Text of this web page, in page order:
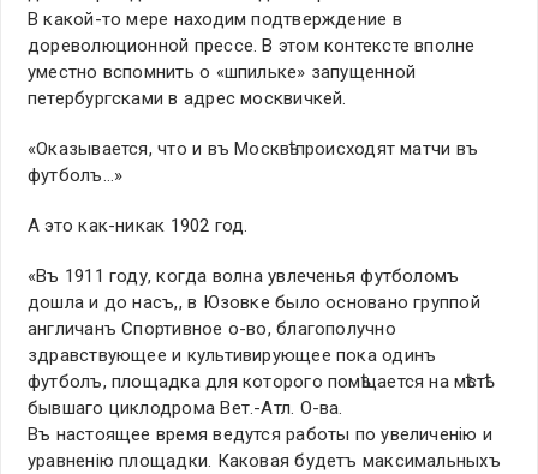
В какой-то мере находим подтверждение в
дореволюционной прессе. В этом контексте вполне
уместно вспомнить о «шпильке» запущенной
петербургсками в адрес москвичкей.
«Оказывается, что и въ Москвѣ происходят матчи въ
футболъ…»
А это как-никак 1902 год.
«Въ 1911 году, когда волна увлеченья футболомъ
дошла и до насъ,, в Юзовке было основано группой
англичанъ Спортивное о-во, благополучно
здравствующее и культивирующее пока одинъ
футболъ, площадка для которого помѣщается на мѣстѣ
бывшаго циклодрома Вет.-Атл. О-ва.
Въ настоящее время ведутся работы по увеличенiю и
уравненiю площадки. Каковая будетъ максимальныхъ